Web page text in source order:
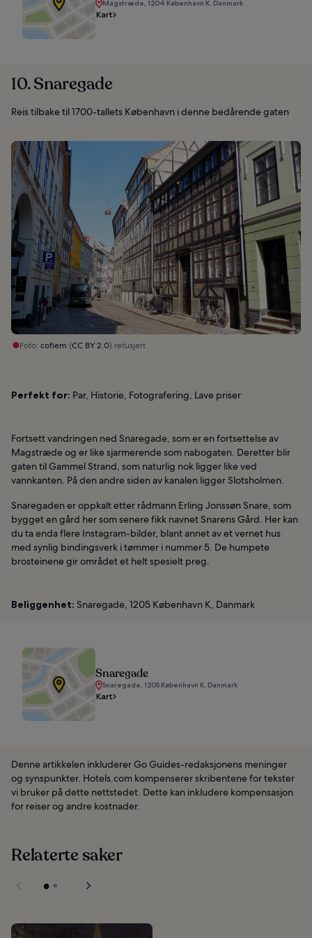
Magstræde, 1204 København K, Danmark
Kart
10. Snaregade
Reis tilbake til 1700-tallets København i denne bedårende gaten
Foto: cofiem (CC BY 2.0) retusjert
Perfekt for: Par, Historie, Fotografering, Lave priser
Fortsett vandringen ned Snaregade, som er en fortsettelse av
Magstræde og er like sjarmerende som nabogaten. Deretter blir
gaten til Gammel Strand, som naturlig nok ligger like ved
vannkanten. På den andre siden av kanalen ligger Slotsholmen.
Snaregaden er oppkalt etter rådmann Erling Jonssøn Snare, som
bygget en gård her som senere fikk navnet Snarens Gård. Her kan
du ta enda flere Instagram-bilder, blant annet av et vernet hus
med synlig bindingsverk i tømmer i nummer 5. De humpete
brosteinene gir området et helt spesielt preg.
Beliggenhet: Snaregade, 1205 København K, Danmark
Snaregade
Snaregade, 1205 København K, Danmark
Kart
Denne artikkelen inkluderer Go Guides-redaksjonens meninger
og synspunkter. Hotels.com kompenserer skribentene for tekster
vi bruker på dette nettstedet. Dette kan inkludere kompensasjon
for reiser og andre kostnader.
Relaterte saker